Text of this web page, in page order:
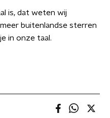
is, dat weten wij
buitenlandse sterren
in onze taal.